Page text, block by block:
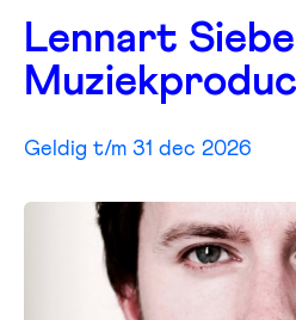
Lennart
Geldig t/m 31 dec 2026